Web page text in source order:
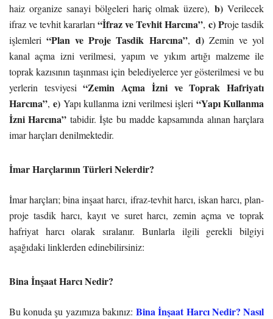
haiz organize sanayi bölgeleri hariç olmak üzere),b) Verilecek
ifraz ve tevhit kararları “İfraz ve Tevhit Harcına”, c) Proje tasdik
işlemleri“Plan ve Proje Tasdik Harcına”, d)Zemin ve yol
kanal açma izni verilmesi, yapım ve yıkım artığı malzeme ile
toprak kazısının taşınması için belediyelerce yer gösterilmesi ve bu
yerlerin tesviyesi“Zemin Açma İzni ve Toprak Hafriyatı
Harcına”,e) Yapı kullanma izni verilmesi işleri “Yapı Kullanma
İzni Harcına” tabidir. İşte bu madde kapsamında alınan harçlara
imar harçları denilmektedir.
İmar Harçlarının Türleri Nelerdir?
İmar harçları; bina inşaat harcı, ifraz-tevhit harcı, iskan harcı, plan-
proje tasdik harcı, kayıt ve suret harcı, zemin açma ve toprak
hafriyat harcı olarak sıralanır. Bunlarla ilgili gerekli bilgiyi
aşağıdaki linklerden edinebilirsiniz:
Bina İnşaat Harcı Nedir?
Bu konuda şu yazımıza bakınız:Bina İnşaat Harcı Nedir? Nasıl